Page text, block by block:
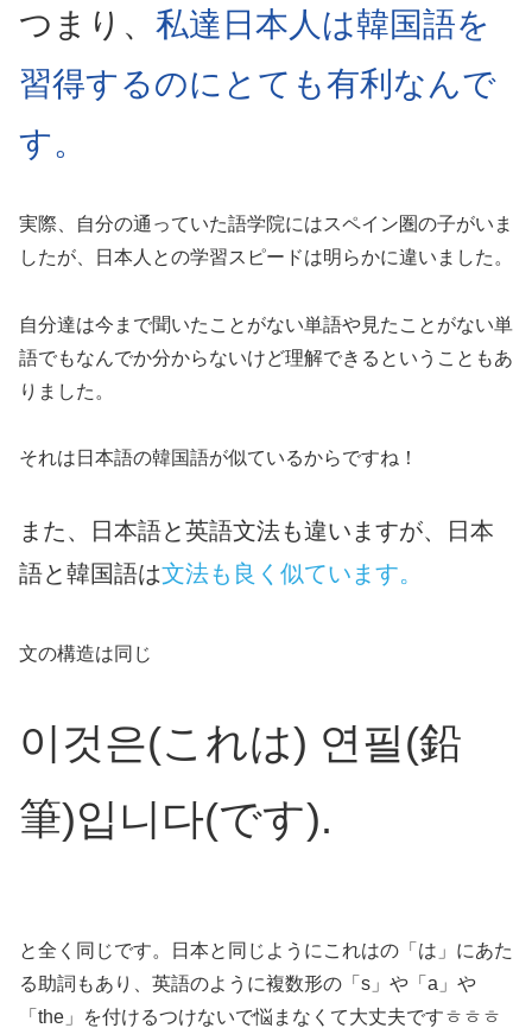
つまり、 私達日本人は韓国語を
習得するのにとても有利なんで
す。
実際、自分の通っていた語学院にはスペイン圏の子がいま
したが、日本人との学習スピードは明らかに違いました。
自分達は今まで聞いたことがない単語や見たことがない単
語でもなんでか分からないけど理解できるということもあ
りました。
それは日本語の韓国語が似ているからですね！
また、日本語と英語文法も違いますが、日本
語と韓国語は文法も良く似ています。
文の構造は同じ
이것은(これは) 연필(鉛
筆)입니다(です).
と全く同じです。日本と同じようにこれはの「は」にあた
る助詞もあり、英語のように複数形の「s」や「a」や
「the」を付けるつけないで悩まなくて大丈夫ですㅎㅎㅎ